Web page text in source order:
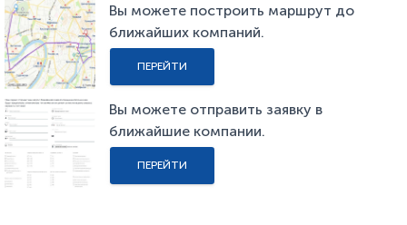
Вы можете построить маршрут до
ближайших компаний.
ПЕРЕЙТИ
Вы можете отправить заявку в
ближайшие компании.
ПЕРЕЙТИ